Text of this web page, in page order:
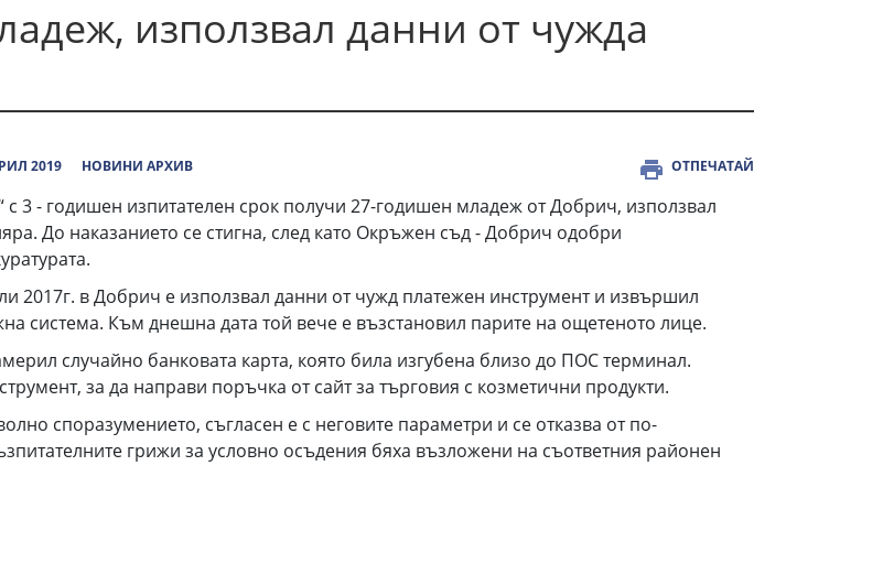
използвал данни от чужда
2019 НОВИНИ АРХИВ ОТПЕЧАТАЙ
3 - годишен изпитателен срок получи 27-годишен младеж от Добрич, използвал
До наказанието се стигна, след като Окръжен съд - Добрич одобри
2017г. в Добрич е използвал данни от чужд платежен инструмент и извършил
система. Към днешна дата той вече е възстановил парите на ощетеното лице.
случайно банковата карта, която била изгубена близо до ПОС терминал.
за да направи поръчка от сайт за търговия с козметични продукти.
споразумението, съгласен е с неговите параметри и се отказва от по-
грижи за условно осъдения бяха възложени на съответния районен